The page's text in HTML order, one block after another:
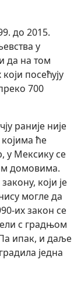
до 2015.
у
да на том
посећују
700
раније није
ће
у Мексику се
домовима.
који је
могле да
их закон се
с градњом
ипак, и даље
једна